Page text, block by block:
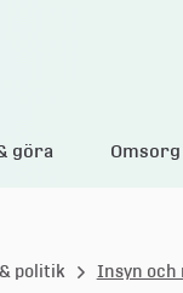
göra
politik Insyn och